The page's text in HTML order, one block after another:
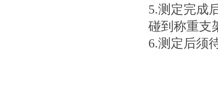
5.测定完成
碰到称重支
6.测定后须